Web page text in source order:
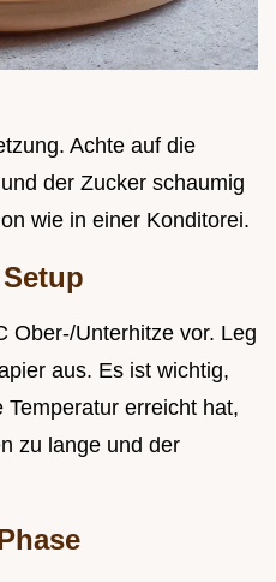
Achte auf die
der Zucker schaumig
wie in einer Konditorei.
Ober-/Unterhitze vor. Leg
aus. Es ist wichtig,
erreicht hat,
zu lange und der